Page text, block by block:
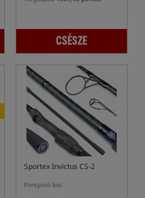
CSÉSZE
Sportex Invictus CS-2
Pontyozó bot